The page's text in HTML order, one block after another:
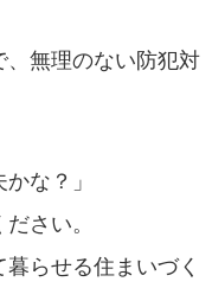
、無理のない防犯対
な？」
さい。
らせる住まいづく